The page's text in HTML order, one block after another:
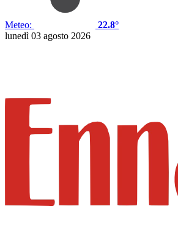
Meteo:
22.8°
lunedì 03 agosto 2026